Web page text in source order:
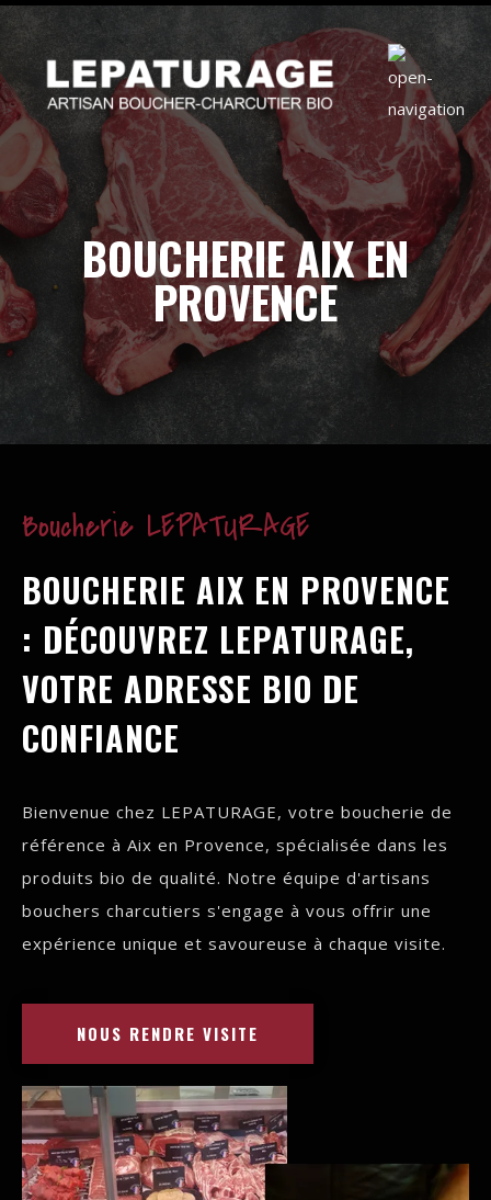
BOUCHERIE AIX EN
PROVENCE
Boucherie LEPATURAGE
BOUCHERIE AIX EN PROVENCE
: DÉCOUVREZ LEPATURAGE,
VOTRE ADRESSE BIO DE
CONFIANCE
Bienvenue chez LEPATURAGE, votre boucherie de
référence à Aix en Provence, spécialisée dans les
produits bio de qualité. Notre équipe d'artisans
bouchers charcutiers s'engage à vous offrir une
expérience unique et savoureuse à chaque visite.
NOUS RENDRE VISITE